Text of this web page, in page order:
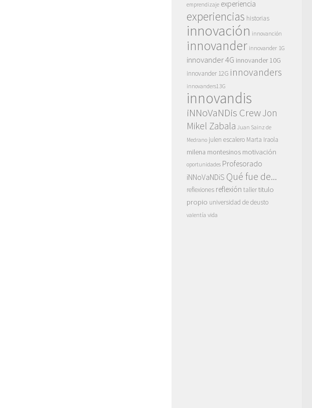
emprendizaje experiencia
experiencias historias
innovación innovanción
innovander innovander 1G
innovander 4G innovander 10G
innovander 12G innovanders
innovanders13G
innovandis
iNNoVaNDis CrewJon
Mikel Zabala Juan Sainz de
Medrano julen escalero Marta Iraola
milena montesinos motivación
oportunidades Profesorado
iNNoVaNDiS Qué fue de...
reflexiones reflexión tallertitulo
propio universidad de deusto
valentía vida